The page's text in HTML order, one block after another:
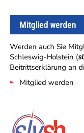
Mitglied werden
Werden auch Sie
Schleswig-Holstein (
Beitrittserklärung an
Mitglied werden